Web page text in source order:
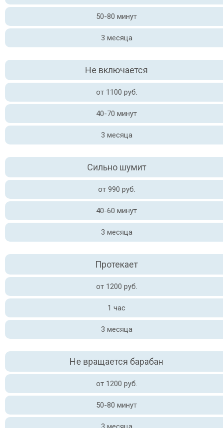
50-80 минут
3 месяца
Не включается
от 1100 руб.
40-70 минут
3 месяца
Сильно шумит
от 990 руб.
40-60 минут
3 месяца
Протекает
от 1200 руб.
1 час
3 месяца
Не вращается барабан
от 1200 руб.
50-80 минут